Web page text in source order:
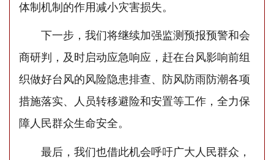
体制机制的作用减小灾害损失。
下一步，我们将继续加强监测预报预警和会
商研判，及时启动应急响应，赶在台风影响前组
织做好台风的风险隐患排查、防风防雨防潮各项
措施落实、人员转移避险和安置等工作，全力保
障人民群众生命安全。
最后，我们也借此机会呼吁广大人民群众，